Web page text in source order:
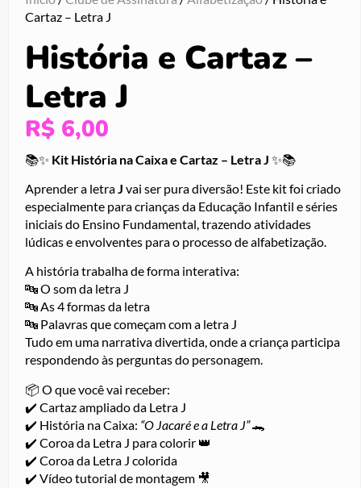
Cartaz – Letra J
História e Cartaz –
Letra J
R$ 6,00
📚✨ Kit História na Caixa e Cartaz – Letra J ✨📚
Aprender a letraJ vai ser pura diversão! Este kit foi criado
especialmente para crianças da Educação Infantil e séries
iniciais do Ensino Fundamental, trazendo atividades
lúdicas e envolventes para o processo de alfabetização.
A história trabalha de forma interativa:
🔤 O som da letra J
🔤 As 4 formas da letra
🔤 Palavras que começam com a letra J
Tudo em uma narrativa divertida, onde a criança participa
respondendo às perguntas do personagem.
📦 O que você vai receber:
✔️ Cartaz ampliado da Letra J
✔️ História na Caixa: “O Jacaré e a Letra J”🐊
✔️ Coroa da Letra J para colorir 👑
✔️ Coroa da Letra J colorida
✔️ Vídeo tutorial de montagem 🎥